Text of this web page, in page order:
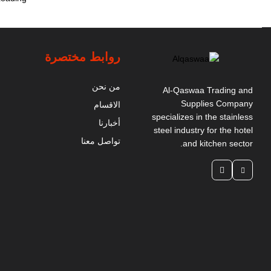
Al-Qaswaa Trading and
Supplies Company
specializes in the stainless
steel industry for the hotel
and kitchen sector.
روابط مختصرة
من نحن
الاقسام
أخبارنا
تواصل معنا